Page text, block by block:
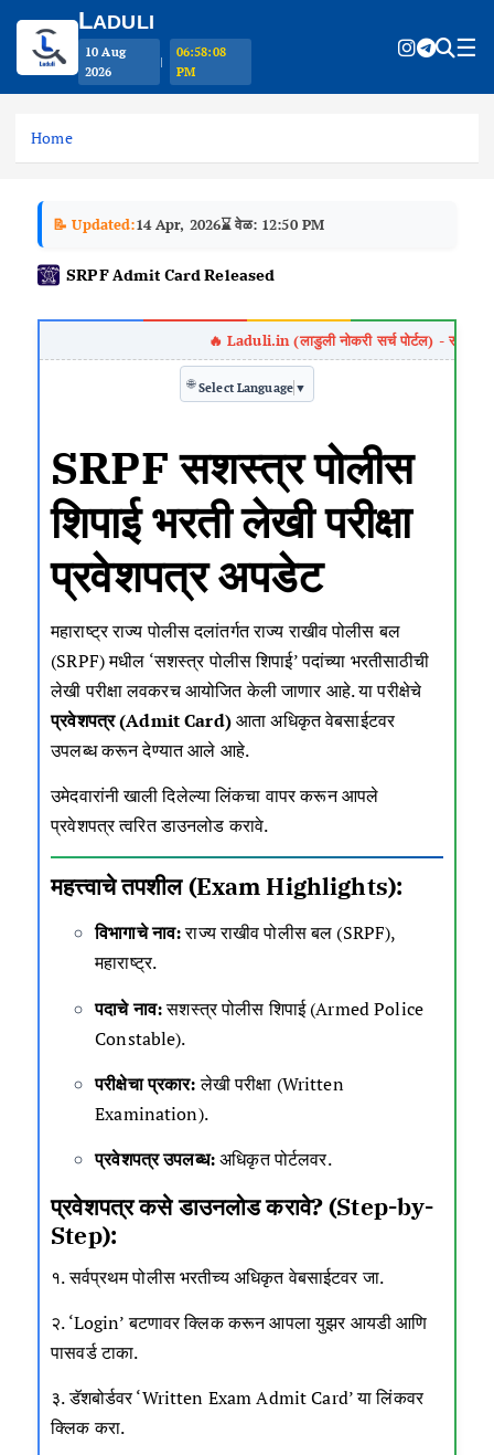
Home
📝 Updated:14 Apr, 2026⌛ वेळ: 12:50 PM
SRPF Admit Card Released
🌐 Select Language ▼
SRPF सशस्त्र पोलीस
शिपाई भरती लेखी परीक्षा
प्रवेशपत्र अपडेट
महाराष्ट्र राज्य पोलीस दलांतर्गत राज्य राखीव पोलीस बल
(SRPF) मधील ‘सशस्त्र पोलीस शिपाई’ पदांच्या भरतीसाठीची
लेखी परीक्षा लवकरच आयोजित केली जाणार आहे. या परीक्षेचे
प्रवेशपत्र (Admit Card)आता अधिकृत वेबसाईटवर
उपलब्ध करून देण्यात आले आहे.
उमेदवारांनी खाली दिलेल्या लिंकचा वापर करून आपले
प्रवेशपत्र त्वरित डाउनलोड करावे.
महत्त्वाचे तपशील (Exam Highlights):
विभागाचे नाव:राज्य राखीव पोलीस बल (SRPF),
महाराष्ट्र.
पदाचे नाव:सशस्त्र पोलीस शिपाई (Armed Police
Constable).
परीक्षेचा प्रकार:लेखी परीक्षा (Written
Examination).
प्रवेशपत्र उपलब्ध:अधिकृत पोर्टलवर.
प्रवेशपत्र कसे डाउनलोड करावे? (Step-by-
Step):
१. सर्वप्रथम पोलीस भरतीच्य अधिकृत वेबसाईटवर जा.
२. ‘Login’ बटणावर क्लिक करून आपला युझर आयडी आणि
पासवर्ड टाका.
३. डॅशबोर्डवर ‘Written Exam Admit Card’ या लिंकवर
क्लिक करा.
LADULI
10 Aug
2026
|
06:58:08
PM
☰